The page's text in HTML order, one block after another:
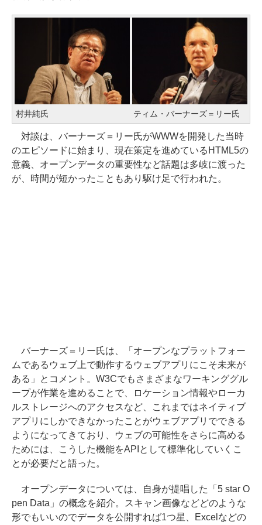
村井純氏 ティム・バーナーズ＝リー氏
対談は、バーナーズ＝リー氏がWWWを開発した当時
のエピソードに始まり、現在策定を進めているHTML5の
意義、オープンデータの重要性など話題は多岐に渡った
が、時間が短かったこともあり駆け足で行われた。
バーナーズ＝リー氏は、「オープンなプラットフォー
ムであるウェブ上で動作するウェブアプリにこそ未来が
ある」とコメント。W3Cでもさまざまなワーキンググル
ープが作業を進めることで、ロケーション情報やローカ
ルストレージへのアクセスなど、これまではネイティブ
アプリにしかできなかったことがウェブアプリでできる
ようになってきており、ウェブの可能性をさらに高める
ためには、こうした機能をAPIとして標準化していくこ
とが必要だと語った。
オープンデータについては、自身が提唱した「5 star O
pen Data」の概念を紹介。スキャン画像などどのような
形でもいいのでデータを公開すれば1つ星、Excelなどの